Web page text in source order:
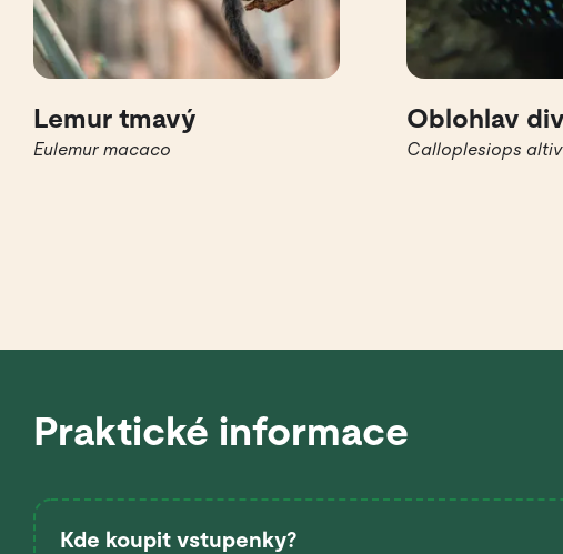
Lemur tmavý
Eulemur macaco
Oblohlav
Calloplesiops
Praktické informace
Kde koupit vstupenky?